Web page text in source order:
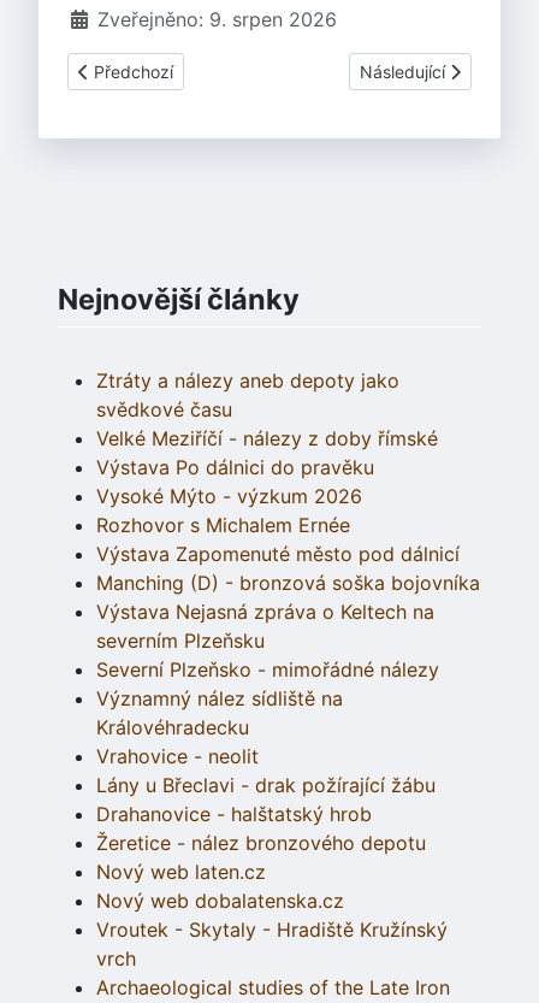
Zveřejněno: 9. srpen 2026
Předchozí článek: Keltoi zareagovalo
Předchozí Další článek: Keltský
Následující
Nejnovější články
Ztráty a nálezy aneb depoty jako
svědkové času
Velké Meziříčí - nálezy z doby římské
Výstava Po dálnici do pravěku
Vysoké Mýto - výzkum 2026
Rozhovor s Michalem Ernée
Výstava Zapomenuté město pod dálnicí
Manching (D) - bronzová soška bojovníka
Výstava Nejasná zpráva o Keltech na
severním Plzeňsku
Severní Plzeňsko - mimořádné nálezy
Významný nález sídliště na
Královéhradecku
Vrahovice - neolit
Lány u Břeclavi - drak požírající žábu
Drahanovice - halštatský hrob
Žeretice - nález bronzového depotu
Nový web laten.cz
Nový web dobalatenska.cz
Vroutek - Skytaly - Hradiště Kružínský
vrch
Archaeological studies of the Late Iron